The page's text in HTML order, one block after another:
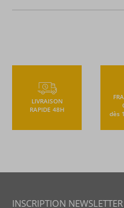
LIVRAISON
RAPIDE 48H
dès
INSCRIPTION NEWSLETTER